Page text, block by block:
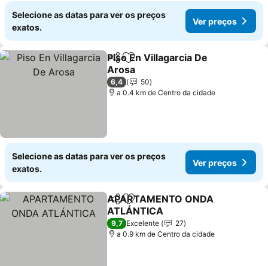
Selecione as datas para ver os preços
exatos.
Ver preços
PartilharAdicionar aos favoritos
Piso En Villagarcia De
Arosa
6,4
50
a 0.4 km de Centro da cidade
Selecione as datas para ver os preços
exatos.
Ver preços
PartilharAdicionar aos favoritos
APARTAMENTO ONDA
ATLÁNTICA
9,7 Excelente
27
a 0.9 km de Centro da cidade